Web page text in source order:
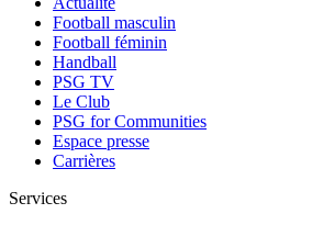
Football masculin
Football féminin
Handball
PSG TV
Le Club
PSG for Communities
Espace presse
Carrières
Services